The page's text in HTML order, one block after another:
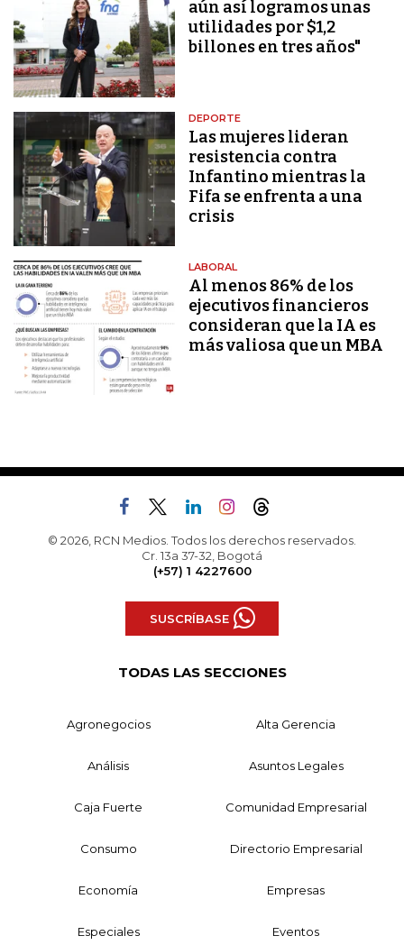
aún así logramos unas
utilidades por $1,2
billones en tres años"
DEPORTE
Las mujeres lideran
resistencia contra
Infantino mientras la
Fifa se enfrenta a una
crisis
LABORAL
Al menos 86% de los
ejecutivos financieros
consideran que la IA es
más valiosa que un MBA
© 2026, RCN Medios. Todos los derechos reservados.
Cr. 13a 37-32, Bogotá
(+57) 1 4227600
SUSCRÍBASE
TODAS LAS SECCIONES
Agronegocios Alta Gerencia
Análisis Asuntos Legales
Caja Fuerte Comunidad Empresarial
Consumo Directorio Empresarial
Economía Empresas
Especiales Eventos